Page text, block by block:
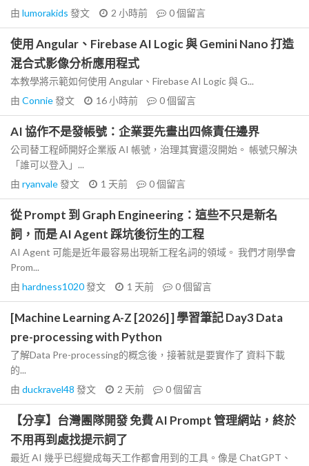
由 lumorakids 發文 2 小時前 0個留言
使用 Angular、Firebase AI Logic 與 Gemini Nano 打造
混合式影像分析應用程式
本教學將示範如何使用 Angular、Firebase AI Logic 與 G...
由 Connie發文 16 小時前 0個留言
AI 協作不是發帳號：企業要先畫出四條責任邊界
公司替工程師開好企業版 AI 帳號，治理其實還沒開始。 帳號只解決
「誰可以登入」...
由 ryanvale發文 1 天前 0個留言
從 Prompt 到 Graph Engineering：這些不只是新名
詞，而是 AI Agent 踩坑後衍生的工程
AI Agent 可能是近年最容易出現新工程名詞的領域。 我們才剛學會
Prom...
由 hardness1020發文 1 天前 0個留言
[Machine Learning A-Z [2026] ] 學習筆記 Day3 Data
pre-processing with Python
了解Data Pre-processing的概念後，接著就是要實作了 資料下載
的...
由 duckravel48 發文 2 天前 0個留言
【分享】台灣團隊開發 免費 AI Prompt 管理網站，終於
不用再到處找提示詞了
最近 AI 幾乎已經變成每天工作都會用到的工具。像是 ChatGPT、